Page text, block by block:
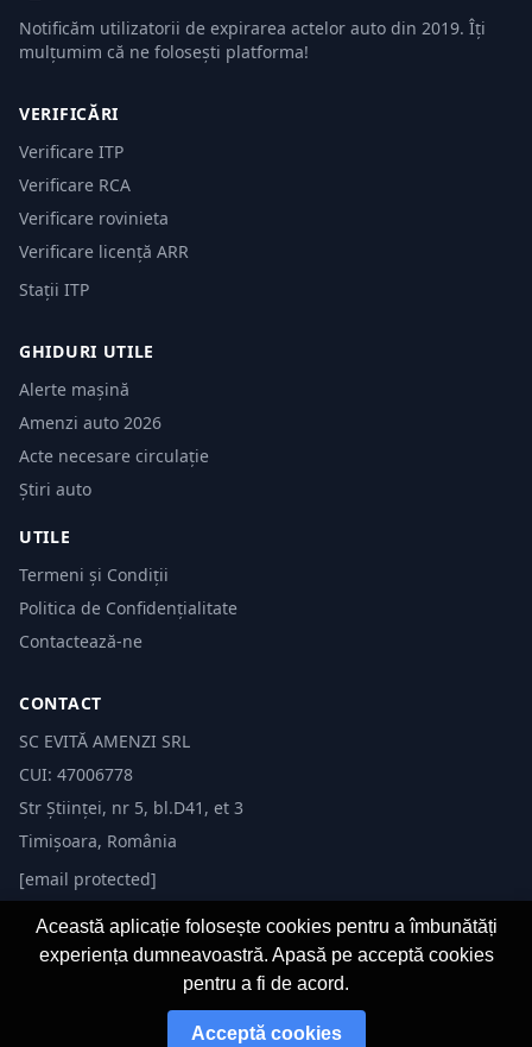
Notificăm utilizatorii de expirarea actelor auto din 2019. Îți
mulțumim că ne folosești platforma!
VERIFICĂRI
Verificare ITP
Verificare RCA
Verificare rovinieta
Verificare licență ARR
Stații ITP
GHIDURI UTILE
Alerte mașină
Amenzi auto 2026
Acte necesare circulație
Știri auto
UTILE
Termeni și Condiții
Politica de Confidențialitate
Contactează-ne
CONTACT
SC EVITĂ AMENZI SRL
CUI: 47006778
Str Științei, nr 5, bl.D41, et 3
Timișoara, România
[email protected]
© 2026 Evită Amenzi. Toate drepturile rezervate.
Această aplicație folosește cookies pentru a îmbunătăți
experiența dumneavoastră. Apasă pe acceptă cookies
pentru a fi de acord.
Acceptă cookies